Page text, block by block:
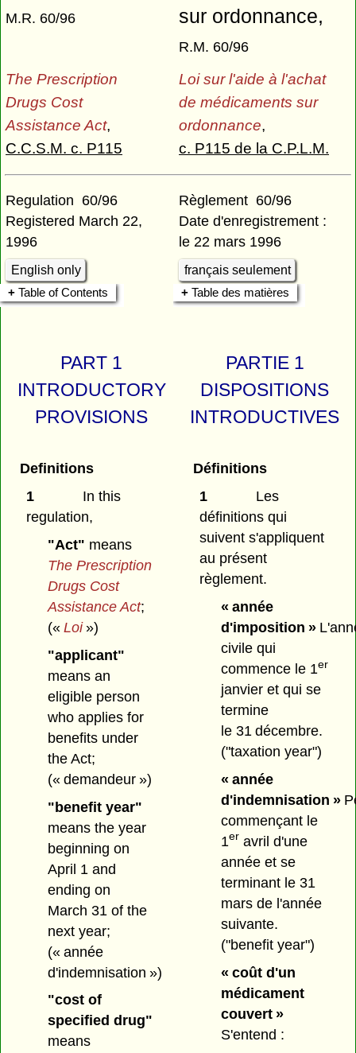
M.R. 60/96
sur ordonnance,
R.M. 60/96
The Prescription
Drugs Cost
Assistance Act,
C.C.S.M. c. P115
Loi sur l'aide à l'achat
de médicaments sur
ordonnance,
c. P115 de la C.P.L.M.
Regulation 60/96
Registered March 22,
1996
English only
Règlement 60/96
Date d'enregistrement :
le 22 mars 1996
français seulement
Table of Contents
Table des matières
PART 1
INTRODUCTORY
PROVISIONS
PARTIE 1
DISPOSITIONS
INTRODUCTIVES
Definitions
1
In this
regulation,
"Act" means
The Prescription
Drugs Cost
Assistance Act;
(« Loi»)
"applicant"
means an
eligible person
who applies for
benefits under
the Act;
(« demandeur »)
"benefit year"
means the year
beginning on
April 1 and
ending on
March 31 of the
next year;
(« année
d'indemnisation »)
"cost of
specified drug"
means
Définitions
1
Les
définitions qui
suivent s'appliquent
au présent
règlement.
« année
d'imposition »
civile qui
commence le 1er
janvier et qui se
termine
le 31 décembre.
("taxation year")
« année
d'indemnisation »
commençant le
1er avril d'une
année et se
terminant le 31
mars de l'année
suivante.
("benefit year")
« coût d'un
médicament
couvert »
S'entend :